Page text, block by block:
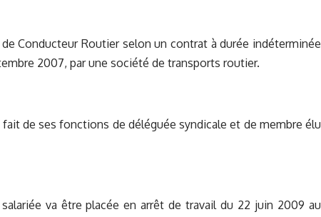
Conducteur Routier selon un contrat à durée indéterminée
2007, par une société de transports routier.
de ses fonctions de déléguée syndicale et de membre élu
va être placée en arrêt de travail du 22 juin 2009 au